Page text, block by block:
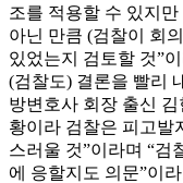
조를 적용할 수 있지
아닌 만큼 (검찰이 회
있었는지 검토할 것”
(검찰도) 결론을 빨리
방변호사 회장 출신
황이라 검찰은 피고발
스러울 것”이라며 “검
에 응할지도 의문”이